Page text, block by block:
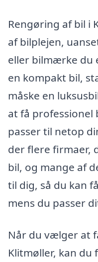
Rengøring af bil i
af bilplejen,
eller bilmærke du
en kompakt bil,
måske en
at få
passer til netop
der flere firmaer,
bil, og mange af
til dig, så du kan
mens du passer
Når du vælger at
Klitmøller, kan